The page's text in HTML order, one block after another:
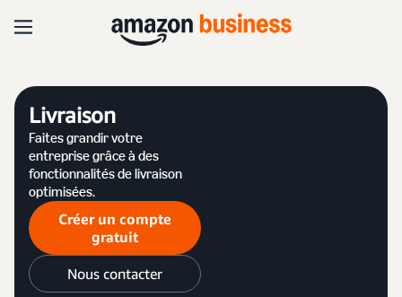
Livraison
Faites grandir votre
entreprise grâce à des
fonctionnalités de livraison
optimisées.
Créer un compte
gratuit
Nous contacter